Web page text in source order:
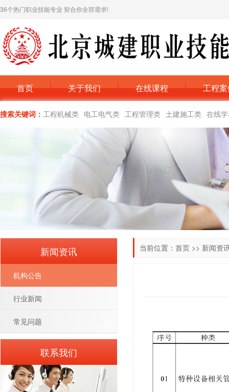
36个热门职业技能专业 契合你全部需求!
首页 关于我们 在线课程 工程
搜索关键词： 工程机械类 电工电气类 工程管理类 土建施工类 在线
当前位置： 首页 >> 新闻资
新闻资讯
机构公告
行业新闻
常见问题
联系我们